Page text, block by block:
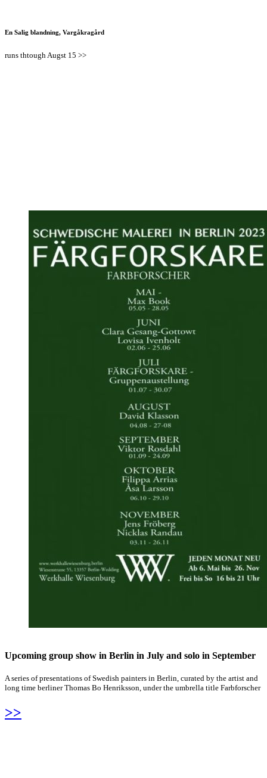
En Salig blandning, Vargåkragård
runs thtough Augst 15 >>
Upcoming group show in Berlin in July and solo in September
A series of presentations of Swedish painters in Berlin, curated by the artist and
long time berliner Thomas Bo Henriksson, under the umbrella title Farbforscher
>>